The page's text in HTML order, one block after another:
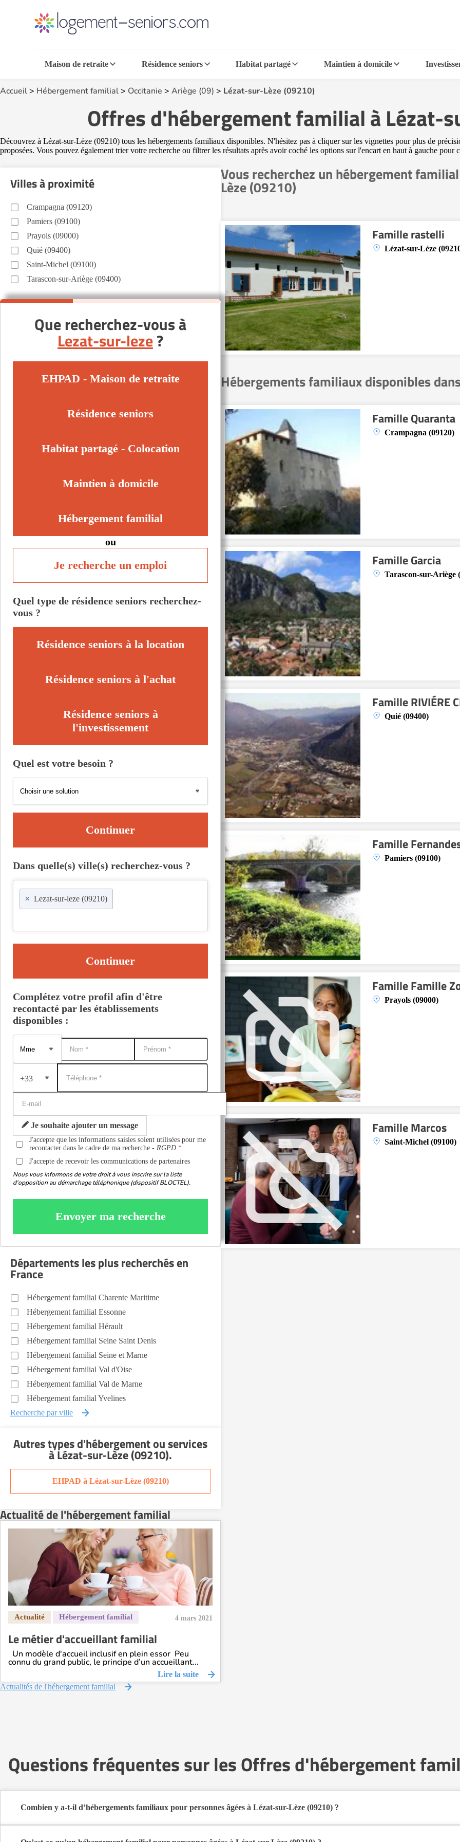
Maison de retraite Résidence seniors Habitat partagé Maintien à domicile
Accueil> Hébergement familial> Occitanie > Ariège (09) > Lézat-sur-Lèze (09210)
Offres d'hébergement familial à Lézat-
Découvrez à Lézat-sur-Lèze (09210) tous les hébergements familiaux disponibles. N'hésitez pas à cliquer sur les vignettes pour plus de
proposées. Vous pouvez également trier votre recherche ou filtrer les résultats après avoir coché les options sur l'encart en haut à gauche
Vous recherchez un hébergement
Lèze (09210)
Famille rastelli
Lézat-sur-Lèze
Hébergements familiaux disponibles
Famille Quaranta
Crampagna (09120)
Famille Garcia
Tarascon-sur-Ariège
Famille RIVIÉRE
Quié (09400)
Famille
Pamiers (09100)
Famille Famille
Prayols (09000)
Famille Marcos
Saint-Michel (09100)
Villes à proximité
Crampagna (09120)
Pamiers (09100)
Prayols (09000)
Quié (09400)
Saint-Michel (09100)
Tarascon-sur-Ariège (09400)
Que recherchez-vous à
Lezat-sur-leze?
EHPAD - Maison de retraite
Résidence seniors
Habitat partagé - Colocation
Maintien à domicile
Hébergement familial
ou
Je recherche un emploi
Quel type de résidence seniors recherchez-
vous ?
Résidence seniors à la location
Résidence seniors à l'achat
Résidence seniors à
l'investissement
Quel est votre besoin ?
Continuer
Dans quelle(s) ville(s) recherchez-vous ?
× Lezat-sur-leze (09210)
Continuer
Complétez votre profil afin d'être
recontacté par les établissements
disponibles :
+33
Je souhaite ajouter un message
J'accepte que les informations saisies soient utilisées pour me
recontacter dans le cadre de ma recherche -RGPD
J'accepte de recevoir les communications de partenaires
Nous vous informons de votre droit à vous inscrire sur la liste
d'opposition au démarchage téléphonique (dispositif BLOCTEL).
Envoyer ma recherche
Départements les plus recherchés en
France
Hébergement familial Charente Maritime
Hébergement familial Essonne
Hébergement familial Hérault
Hébergement familial Seine Saint Denis
Hébergement familial Seine et Marne
Hébergement familial Val d'Oise
Hébergement familial Val de Marne
Hébergement familial Yvelines
Recherche par ville
Autres types d'hébergement ou services
à Lézat-sur-Lèze (09210).
EHPAD à Lézat-sur-Lèze (09210)
Actualité de l'hébergement familial
4 mars 2021
Le métier d'accueillant familial
Un modèle d'accueil inclusif en plein essor Peu
connu du grand public, le principe d’un accueillant...
Lire la suite
Actualités de l'hébergement familial
Questions fréquentes sur les Offres d'hébergement
Combien y a-t-il d’hébergements familiaux pour personnes âgées à Lézat-sur-Lèze (09210) ?
Ces structures offrent un cadre de vie chaleureux et sécurisant, idéal pour les seniors souhaitant vivre dans un environnement plus intime